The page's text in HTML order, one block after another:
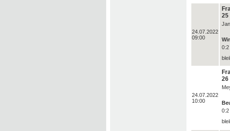
24.07.2022
09:00
25
0:2
24.07.2022
10:00
26
0:2